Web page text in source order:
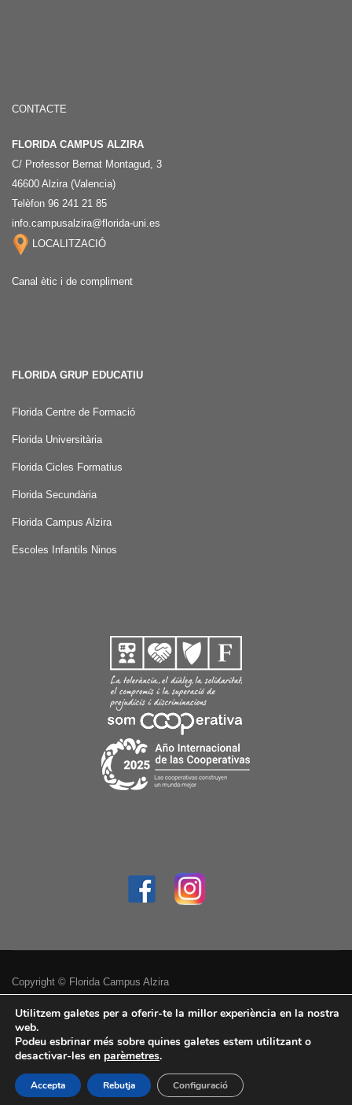
CONTACTE
FLORIDA CAMPUS ALZIRA
C/ Professor Bernat Montagud, 3
46600 Alzira (Valencia)
Telèfon 96 241 21 85
info.campusalzira@florida-uni.es
LOCALITZACIÓ
Canal ètic i de compliment
FLORIDA GRUP EDUCATIU
Florida Centre de Formació
Florida Universitària
Florida Cicles Formatius
Florida Secundària
Florida Campus Alzira
Escoles Infantils Ninos
Copyright © Florida Campus Alzira
Política de privacitat
Avís legal
Accessibilitat
Utilitzem galetes per a oferir-te la millor experiència en la nostra
web.
Podeu esbrinar més sobre quines galetes estem utilitzant o
desactivar-les en parèmetres.
Accepta Rebutja Configuració